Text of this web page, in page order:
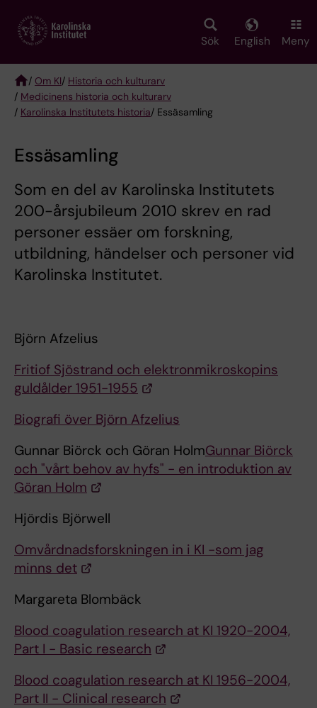
main
Sök English Meny
Breadcrumb
/ Om KI/ Historia och kulturarv
/ Medicinens historia och kulturarv
/ Karolinska Institutets historia/ Essäsamling
Essäsamling
Som en del av Karolinska Institutets
200-årsjubileum 2010 skrev en rad
personer essäer om forskning,
utbildning, händelser och personer vid
Karolinska Institutet.
Björn Afzelius
Fritiof Sjöstrand och elektronmikroskopins
guldålder 1951-1955
Biografi över Björn Afzelius
Gunnar Biörck och Göran HolmGunnar Biörck
och "vårt behov av hyfs" - en introduktion av
Göran Holm
Hjördis Björwell
Omvårdnadsforskningen in i KI -som jag
minns det
Margareta Blombäck
Blood coagulation research at KI 1920-2004,
Part I - Basic research
Blood coagulation research at KI 1956-2004,
Part II - Clinical research